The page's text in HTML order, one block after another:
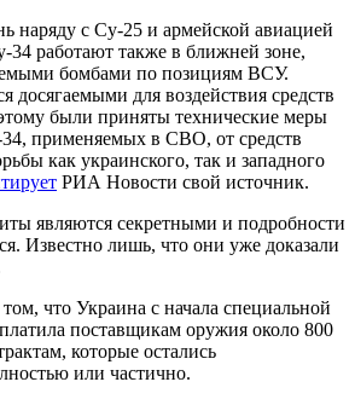
наряду с Су-25 и армейской авиацией
работают также в ближней зоне,
бомбами по позициям ВСУ.
досягаемыми для воздействия средств
были приняты технические меры
применяемых в СВО, от средств
как украинского, так и западного
РИА Новости свой источник.
являются секретными и подробности
Известно лишь, что они уже доказали
том, что Украина с начала специальной
поставщикам оружия около 800
которые остались
или частично.